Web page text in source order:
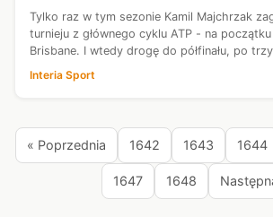
Tylko raz w tym sezonie Kamil Majchrzak
turnieju z głównego cyklu ATP - na
Brisbane. I wtedy drogę do półfinału, po
Rosmalen koło 's-...
Interia Sport
« Poprzednia 1642 1643 1644
1647 1648